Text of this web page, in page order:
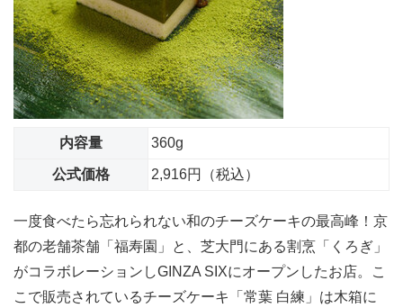
内容量 360g
公式価格 2,916円（税込）
一度食べたら忘れられない和のチーズケーキの最高峰！京
都の老舗茶舗「福寿園」と、芝大門にある割烹「くろぎ」
がコラボレーションしGINZA SIXにオープンしたお店。こ
こで販売されているチーズケーキ「常葉 白練」は木箱に